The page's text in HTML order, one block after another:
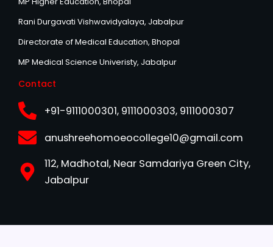
Rani Durgavati Vishwavidyalaya, Jabalpur
Directorate of Medical Education, Bhopal
MP Medical Science Univeristy, Jabalpur
Contact
+91-9111000301, 9111000303, 9111000307
anushreehomoeocollege10@gmail.com
112, Madhotal, Near Samdariya Green City,
Jabalpur